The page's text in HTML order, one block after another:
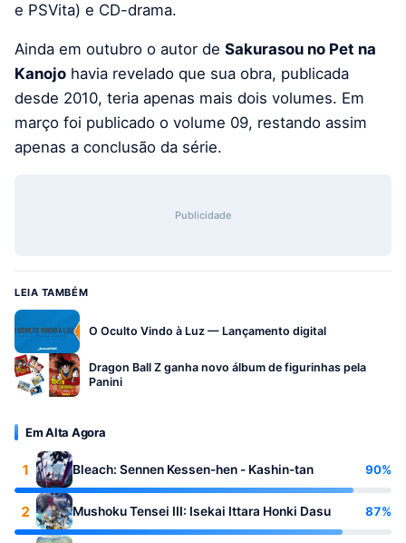
e PSVita) e CD-drama.
Ainda em outubro o autor de Sakurasou no Pet na
Kanojo havia revelado que sua obra, publicada
desde 2010, teria apenas mais dois volumes. Em
março foi publicado o volume 09, restando assim
apenas a conclusão da série.
Publicidade
LEIA TAMBÉM
O Oculto Vindo à Luz — Lançamento digital
Dragon Ball Z ganha novo álbum de figurinhas pela
Panini
Em Alta Agora
1 Bleach: Sennen Kessen-hen - Kashin-tan 90%
2 Mushoku Tensei III: Isekai Ittara Honki Dasu 87%